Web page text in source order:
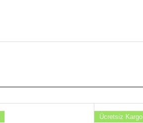
Ücretsiz Kargo